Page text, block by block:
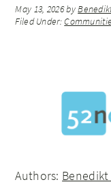
May 13, 2026by
Filed Under:
Authors: Benedikt